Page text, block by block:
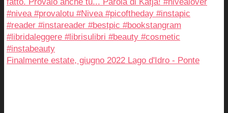
Finalmente estate, giugno 2022 Lago d'Idro - Ponte